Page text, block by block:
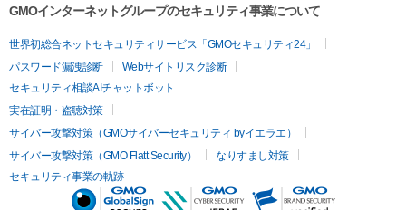
GMOインターネットグループのセキュリティ事業について
世界初総合ネットセキュリティサービス「GMOセキュリティ24」
パスワード漏洩診断
Webサイトリスク診断
セキュリティ相談AIチャットボット
実在証明・盗聴対策
サイバー攻撃対策（GMOサイバーセキュリティ byイエラエ）
サイバー攻撃対策（GMO Flatt Security）
なりすまし対策
セキュリティ事業の軌跡